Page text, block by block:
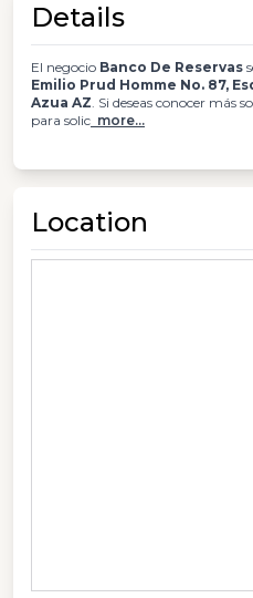
Details
El negocio Banco De Reservas
Emilio Prud Homme No. 87,
Azua AZ. Si deseas conocer más
para solic more...
Location